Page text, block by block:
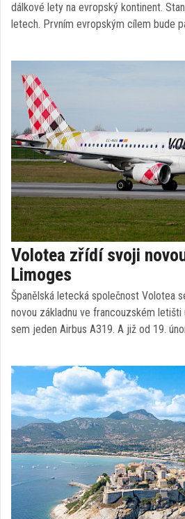
dálkové lety na evropský kontinent.
letech. Prvním evropským cílem bude
Volotea zřídí svoji
Limoges
Španělská letecká společnost Volotea
novou základnu ve francouzském
sem jeden Airbus A319. A již od 19.